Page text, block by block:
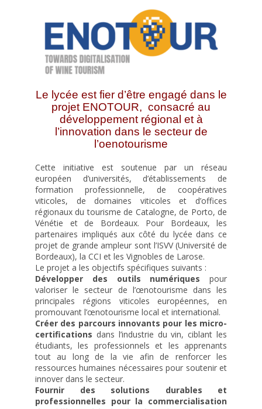
Documents internes
La visite virtuelle du lycée
Les équipements
Matériel informatique et TICE ( Technologies de L’information et de la
Communication)
Le CDI
Fonctionnement du CDI et recherche de document
On parle des lycéens dans les médias
Les équipements sportifs
Les institutionnels
Formations
Après la 3ème
Procédure de candidature
CAP Commercialisation et Services en Hôtel-Café-Restaurant
CAP « Cuisine »
CAP PATISSIER
BAC Professionnel « boulanger pâtissier »
BAC Professionnel « Commercialisation et services en restauration »
BAC PRO Cuisine
BAC Technologique « Hôtellerie »
Le lycée est fier d’être engagé dans le
projet ENOTOUR, consacré au
développement régional et à
l’innovation dans le secteur de
l’oenotourisme
Cette initiative est soutenue par un réseau
européen d’universités, d’établissements de
formation professionnelle, de coopératives
viticoles, de domaines viticoles et d’offices
régionaux du tourisme de Catalogne, de Porto, de
Vénétie et de Bordeaux. Pour Bordeaux, les
partenaires impliqués aux côté du lycée dans ce
projet de grande ampleur sont l’ISVV (Université de
Bordeaux), la CCI et les Vignobles de Larose.
Le projet a les objectifs spécifiques suivants :
Développer des outils numériques pour
valoriser le secteur de l’œnotourisme dans les
principales régions viticoles européennes, en
promouvant l’œnotourisme local et international.
Créer des parcours innovants pour les micro-
certifications dans l’industrie du vin, ciblant les
étudiants, les professionnels et les apprenants
tout au long de la vie afin de renforcer les
ressources humaines nécessaires pour soutenir et
innover dans le secteur.
Fournir des solutions durables et
professionnelles pour la commercialisation